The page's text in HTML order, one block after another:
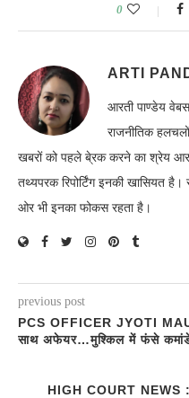
0
ARTI
आरती पाण्डेय
राजनीतिक
खबरों को पहले बे्रक करने का श्रेय
तथ्यपरक रिपोर्टिंग इनकी खासियत
ओर भी इनका फोकस रहता है।
previous post
PCS OFFICER JYOTI
साथ अफेयर…मुश्किल में फंसे
HIGH COURT NEWS :